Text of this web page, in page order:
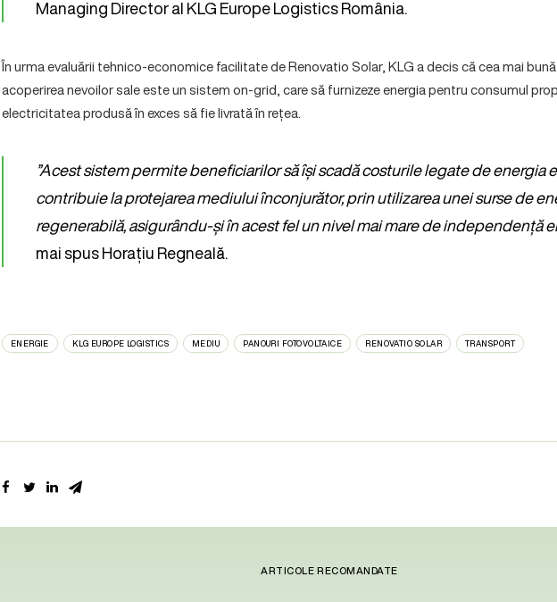
Managing Director al KLG Europe Logistics România.
În urma evaluării tehnico-economice facilitate de Renovatio Solar, KLG a decis că cea mai
acoperirea nevoilor sale este un sistem on-grid, care să furnizeze energia pentru consumul
electricitatea produsă în exces să fie livrată în rețea.
”Acest sistem permite beneficiarilor să își scadă costurile legate de energia
contribuie la protejarea mediului înconjurător, prin utilizarea unei surse de
regenerabilă, asigurându-și în acest fel un nivel mai mare de independență
mai spus Horațiu Regneală.
ENERGIE KLG EUROPE LOGISTICS MEDIU PANOURI FOTOVOLTAICE RENOVATIO SOLAR TRANSPORT
ARTICOLE RECOMANDATE